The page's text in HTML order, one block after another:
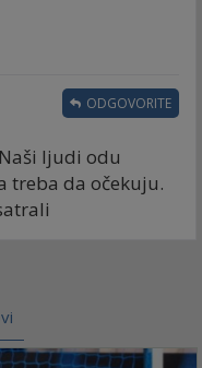
ljudi odu
treba da očekuju.
ODGOVORITE